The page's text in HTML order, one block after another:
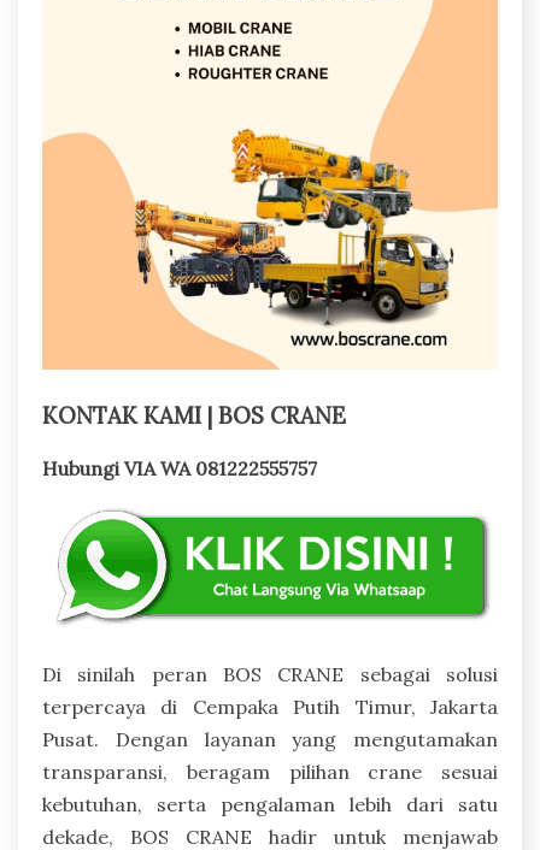
KONTAK KAMI | BOS CRANE
Hubungi VIA WA 081222555757
Di sinilah peran BOS CRANE sebagai solusi
terpercaya di Cempaka Putih Timur, Jakarta
Pusat. Dengan layanan yang mengutamakan
transparansi, beragam pilihan crane sesuai
kebutuhan, serta pengalaman lebih dari satu
dekade, BOS CRANE hadir untuk menjawab